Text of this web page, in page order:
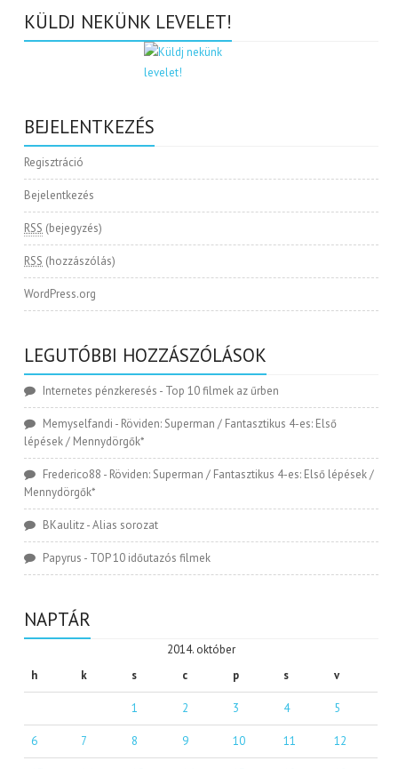
KÜLDJ NEKÜNK LEVELET!
BEJELENTKEZÉS
Regisztráció
Bejelentkezés
RSS (bejegyzés)
RSS (hozzászólás)
WordPress.org
LEGUTÓBBI HOZZÁSZÓLÁSOK
Internetes pénzkeresés - Top 10 filmek az űrben
Memyselfandi - Röviden: Superman / Fantasztikus 4-es: Első
lépések / Mennydörgők*
Frederico88 - Röviden: Superman / Fantasztikus 4-es: Első lépések /
Mennydörgők*
BKaulitz-Alias sorozat
Papyrus - TOP 10 időutazós filmek
NAPTÁR
2014. október
h
k s c p s v
1 2 3 4 5
6 7 8 9 10 11 12